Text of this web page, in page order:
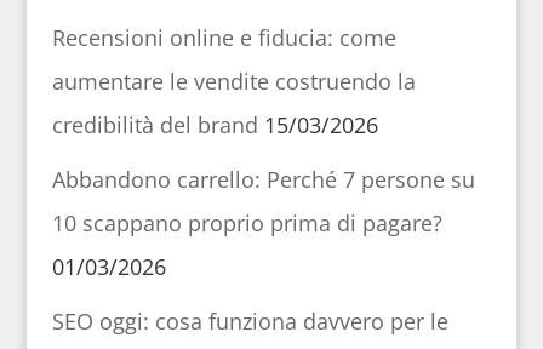
Recensioni online e fiducia: come
aumentare le vendite costruendo la
credibilità del brand 15/03/2026
Abbandono carrello: Perché 7 persone su
10 scappano proprio prima di pagare?
01/03/2026
SEO oggi: cosa funziona davvero per le